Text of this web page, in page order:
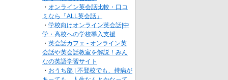
・ オンライン英会話比較・口コ
ミなら「ALL英会話」
・ 学校向けオンライン英会話|中
学・高校への学校導入支援
・ 英会話カフェ - オンライン英
会話や英会話教室を解説！みん
なの英語学習サイト
・ おうち部 | 不登校でも、持病が